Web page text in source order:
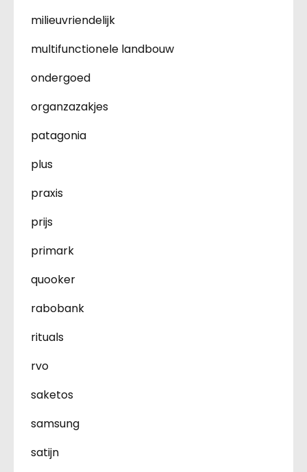
milieuvriendelijk
multifunctionele landbouw
ondergoed
organzazakjes
patagonia
plus
praxis
prijs
primark
quooker
rabobank
rituals
rvo
saketos
samsung
satijn